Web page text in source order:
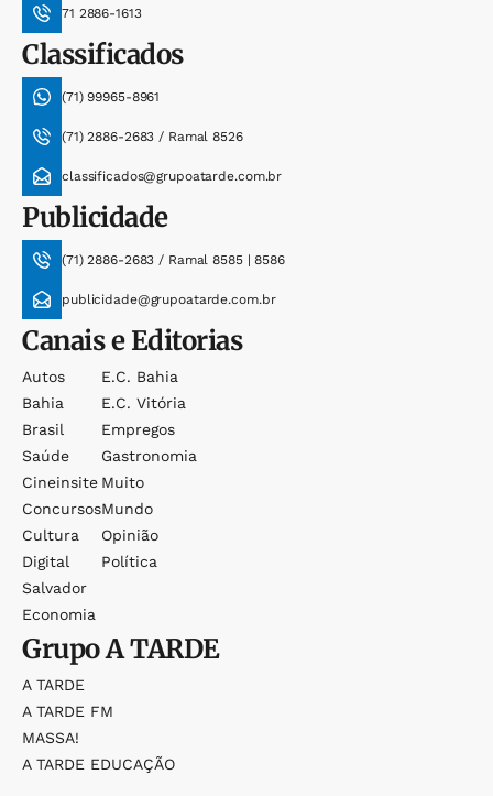
71 2886-1613
Classificados
(71) 99965-8961
(71) 2886-2683 / Ramal 8526
classificados@grupoatarde.com.br
Publicidade
(71) 2886-2683 / Ramal 8585 | 8586
publicidade@grupoatarde.com.br
Canais e Editorias
Autos
Bahia
Brasil
Saúde
Cineinsite
Concursos
Cultura
Digital
Salvador
Economia
E.c. Bahia
E.c. Vitória
Empregos
Gastronomia
Muito
Mundo
Opinião
Política
GrupoA TARDE
A TARDE
A TARDE FM
MASSA!
A TARDE EDUCAÇÃO